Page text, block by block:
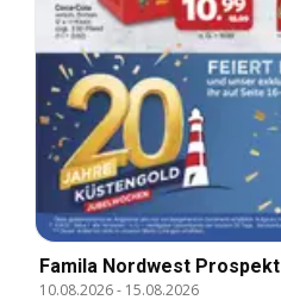
Famila Nordwest Prospekt
10.08.2026- 15.08.2026